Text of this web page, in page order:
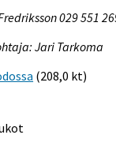
029 551
Jari Tarkoma
(208,0 kt)